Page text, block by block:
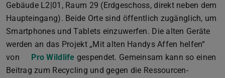
Gebäude L2|01, Raum 29 (Erdgeschoss, direkt neben dem
Haupteingang). Beide Orte sind öffentlich zugänglich, um
Smartphones und Tablets einzuwerfen. Die alten Geräte
werden an das Projekt „Mit alten Handys Affen helfen“
von
Pro Wildlife gespendet. Gemeinsam kann so einen
Beitrag zum Recycling und gegen die Ressourcen-